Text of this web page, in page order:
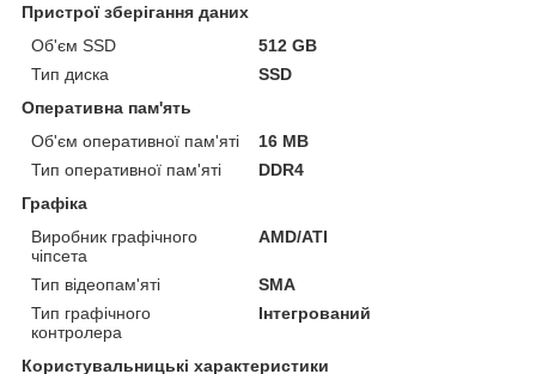
Пристрої зберігання даних
Об'єм SSD
512 GB
Тип диска
SSD
Оперативна пам'ять
Об'єм оперативної пам'яті
16 MB
Тип оперативної пам'яті
DDR4
Графіка
Виробник графічного
чіпсета
AMD/ATI
Тип відеопам'яті
SMA
Тип графічного
контролера
Інтегрований
Користувальницькі характеристики